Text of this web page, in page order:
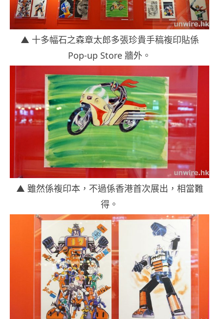
▲ 十多幅石之森章太郎多張珍貴手稿複印貼係
Pop-up Store 牆外。
▲ 雖然係複印本，不過係香港首次展出，相當難
得。